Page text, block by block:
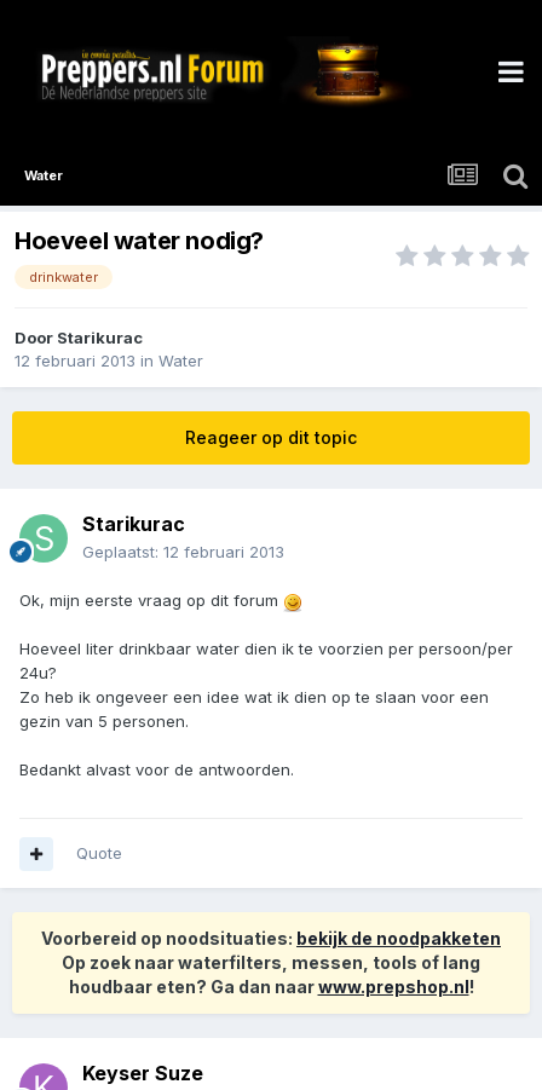
Water
Hoeveel water nodig?
drinkwater
Door Starikurac
12 februari 2013 in Water
Reageer op dit topic
Starikurac
Geplaatst: 12 februari 2013
Ok, mijn eerste vraag op dit forum
Hoeveel liter drinkbaar water dien ik te voorzien per persoon/per
24u?
Zo heb ik ongeveer een idee wat ik dien op te slaan voor een
gezin van 5 personen.
Bedankt alvast voor de antwoorden.
Quote
Voorbereid op noodsituaties: bekijk de noodpakketen
Op zoek naar waterfilters, messen, tools of lang
houdbaar eten? Ga dan naarwww.prepshop.nl!
Keyser Suze